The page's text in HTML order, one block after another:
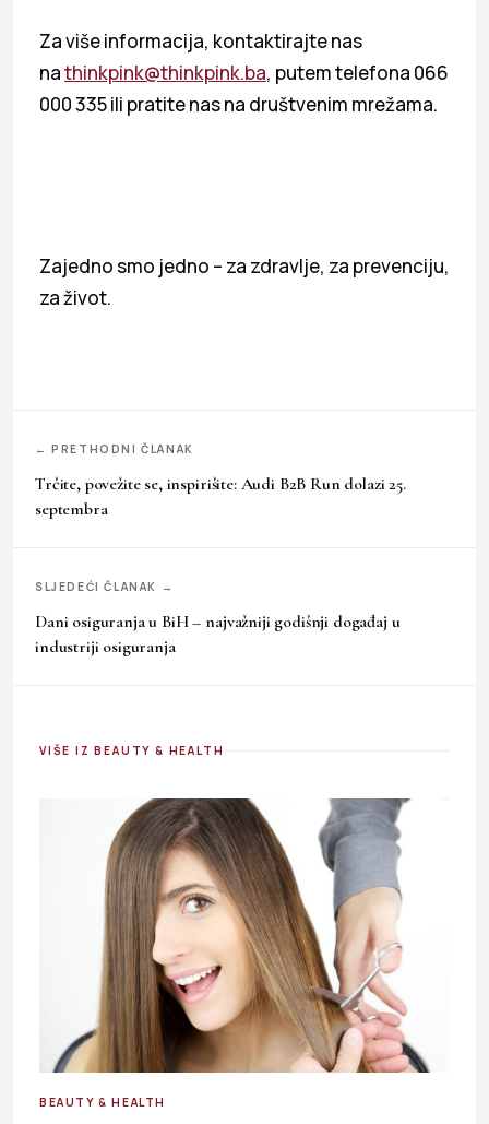
Za više informacija, kontaktirajte nas
nathinkpink@thinkpink.ba, putem telefona 066
000 335 ili pratite nas na društvenim mrežama.
Zajedno smo jedno – za zdravlje, za prevenciju,
za život.
← PRETHODNI ČLANAK
Trčite, povežite se, inspirišite: Audi B2B Run dolazi 25.
septembra
SLJEDEĆI ČLANAK →
Dani osiguranja u BiH – najvažniji godišnji događaj u
industriji osiguranja
VIŠE IZ BEAUTY & HEALTH
BEAUTY & HEALTH